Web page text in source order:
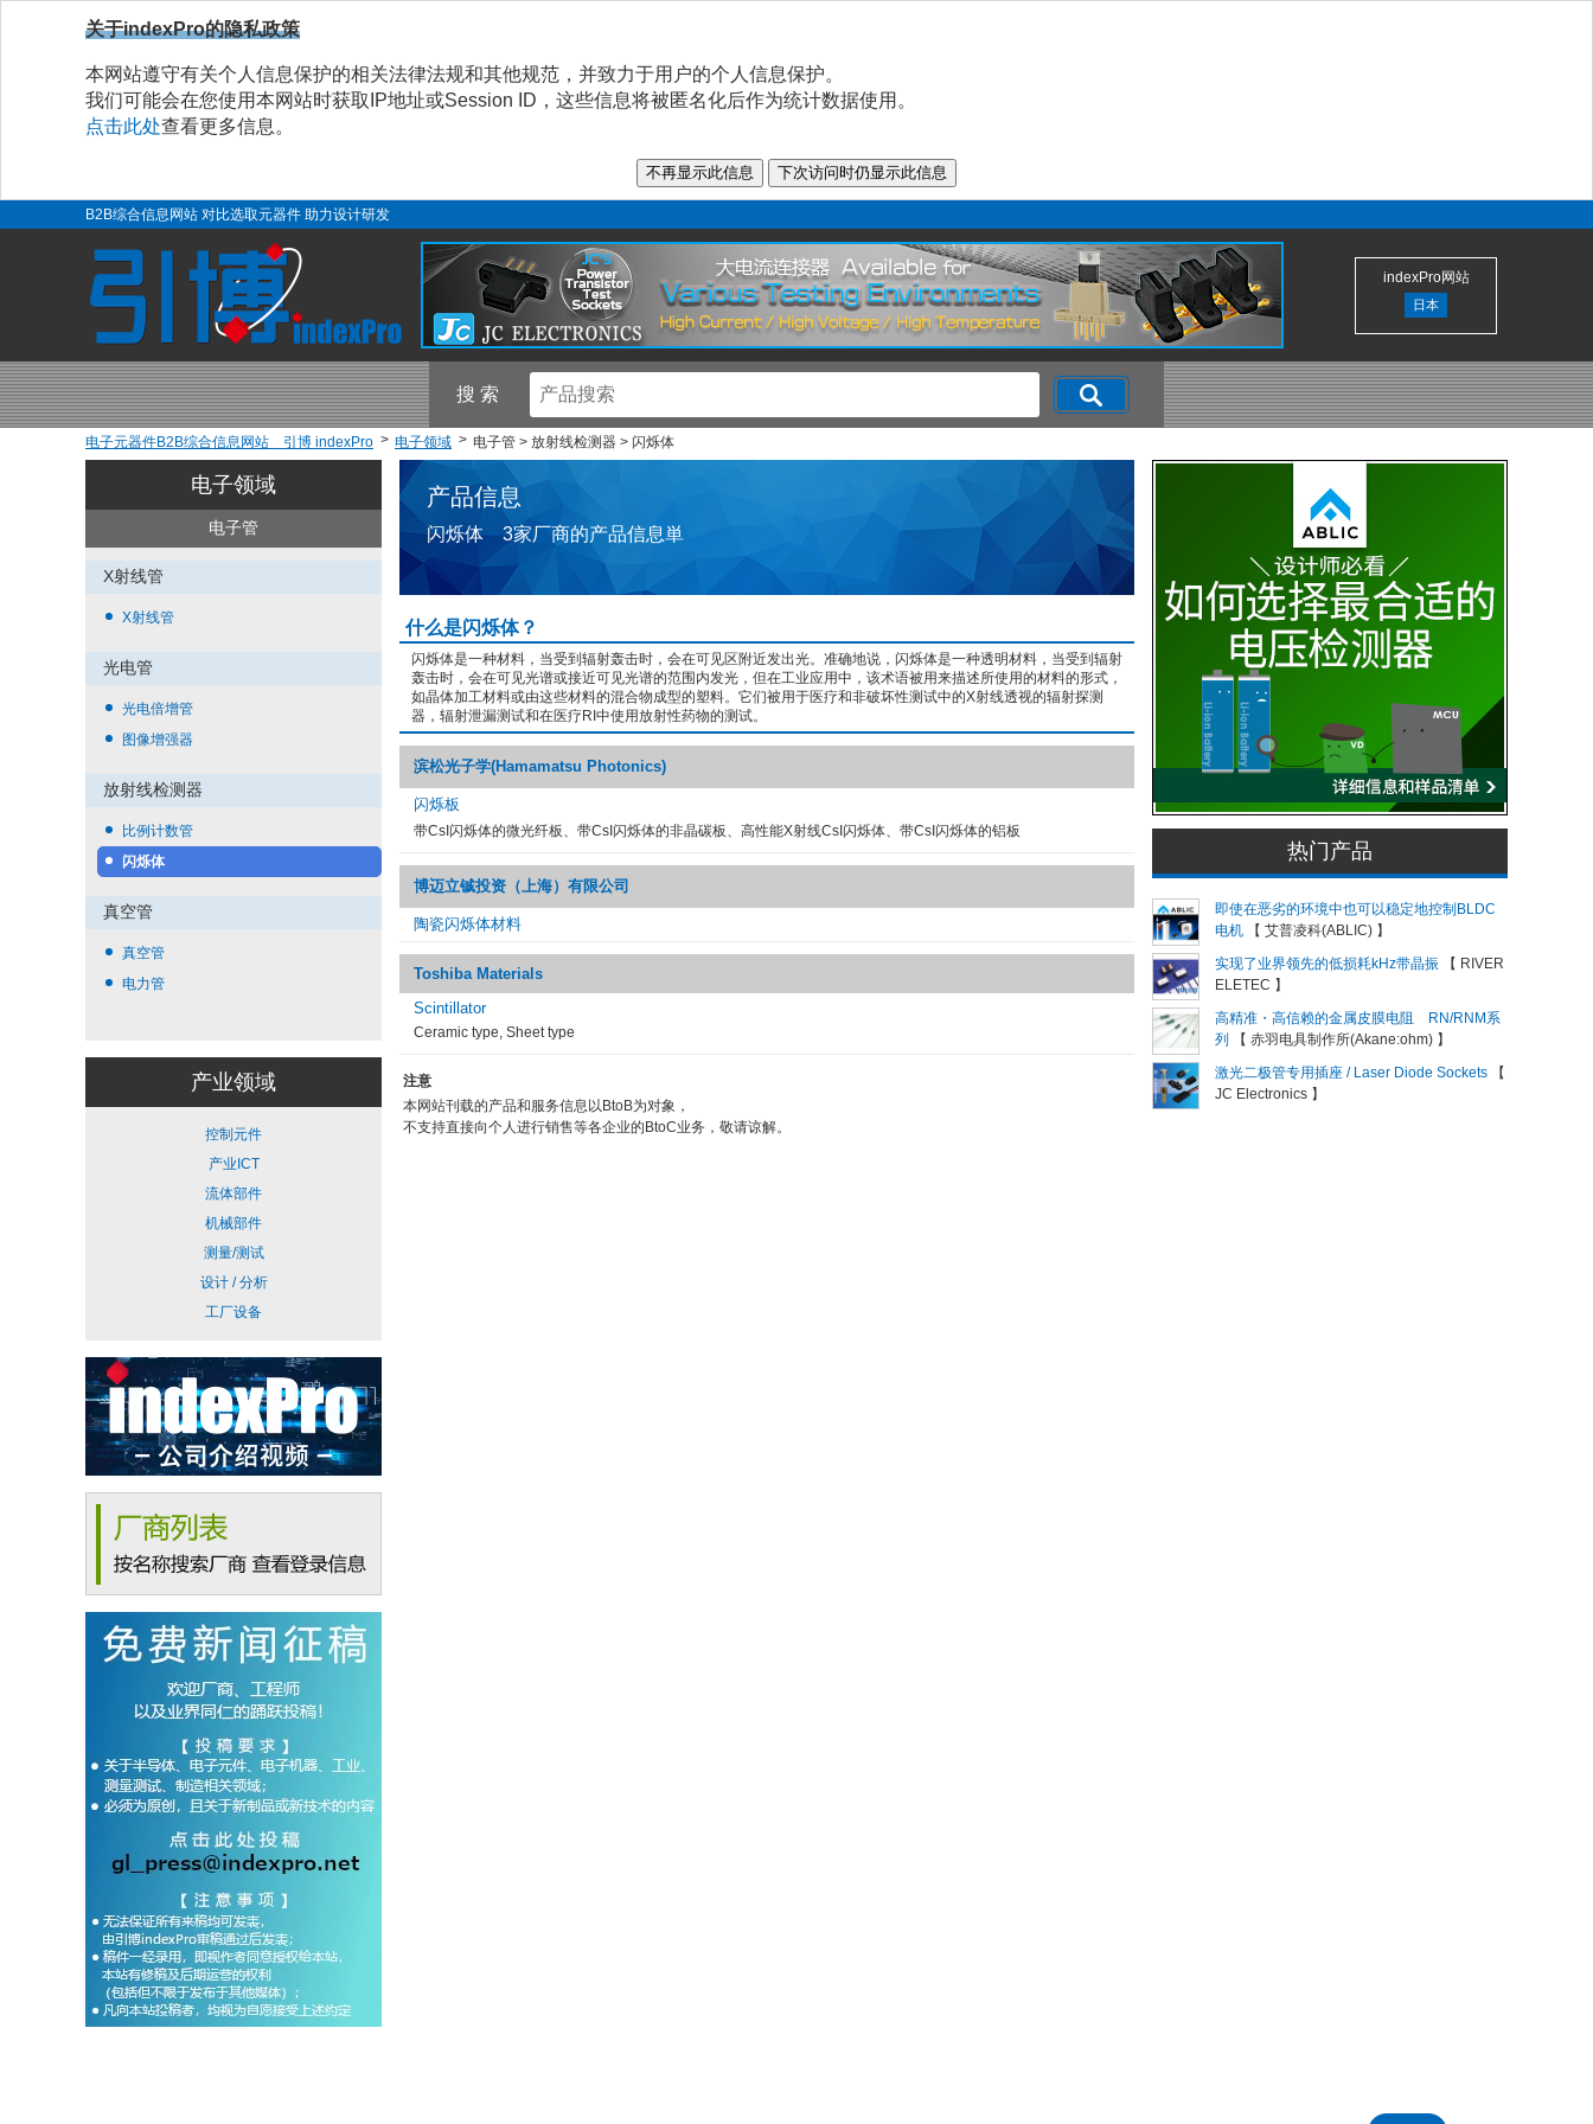
关于indexPro的隐私政策
本网站遵守有关个人信息保护的相关法律法规和其他规范，并致力于用户的个人信息保护。
我们可能会在您使用本网站时获取IP地址或Session ID，这些信息将被匿名化后作为统计数据使用。
点击此处查看更多信息。
B2B综合信息网站 对比选取元器件 助力设计研发
indexPro网站
日本
搜 索
电子元器件B2B综合信息网站 引博 indexPro 电子领域 电子管 > 放射线检测器 > 闪烁体
电子领域
电子管
X射线管
X射线管
光电管
光电倍增管
图像增强器
放射线检测器
比例计数管
闪烁体
真空管
真空管
电力管
产业领域
控制元件
产业ICT
流体部件
机械部件
测量/测试
设计 / 分析
工厂设备
产品信息
闪烁体 3家厂商的产品信息単
什么是闪烁体？
闪烁体是一种材料，当受到辐射轰击时，会在可见区附近发出光。准确地说，闪烁体是一种透明材料，当受到辐射
轰击时，会在可见光谱或接近可见光谱的范围内发光，但在工业应用中，该术语被用来描述所使用的材料的形式，
如晶体加工材料或由这些材料的混合物成型的塑料。它们被用于医疗和非破坏性测试中的X射线透视的辐射探测
器，辐射泄漏测试和在医疗RI中使用放射性药物的测试。
滨松光子学(Hamamatsu Photonics)
闪烁板
带CsI闪烁体的微光纤板、带CsI闪烁体的非晶碳板、高性能X射线CsI闪烁体、带CsI闪烁体的铝板
博迈立铖投资（上海）有限公司
陶瓷闪烁体材料
Toshiba Materials
Scintillator
Ceramic type, Sheet type
注意
本网站刊载的产品和服务信息以BtoB为对象，
不支持直接向个人进行销售等各企业的BtoC业务，敬请谅解。
热门产品
即使在恶劣的环境中也可以稳定地控制BLDC
电机
【 艾普凌科(ABLIC) 】
实现了业界领先的低损耗kHz带晶振
【 RIVER
ELETEC 】
高精准・高信赖的金属皮膜电阻 RN/RNM系
列
【 赤羽电具制作所(Akane:ohm) 】
激光二极管专用插座 / Laser Diode Sockets
【
JC Electronics 】